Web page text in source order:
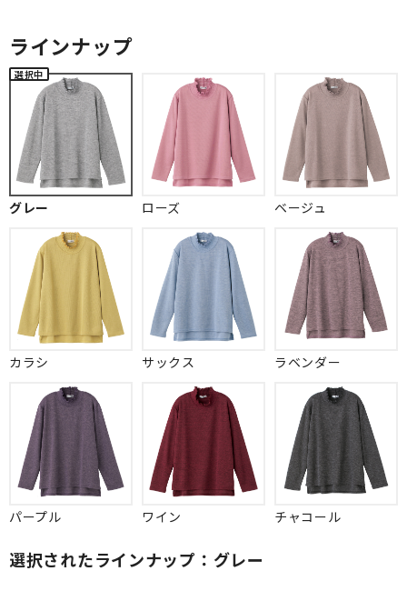
ラインナップ
グレー ローズ ベージュ
カラシ サックス ラベンダー
パープル ワイン チャコール
選択されたラインナップ：グレー